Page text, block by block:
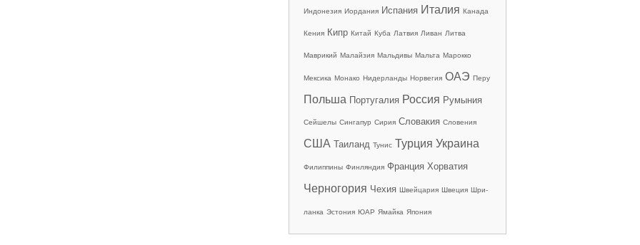
Индонезия Иордания Испания Италия Канада
Кения Кипр Китай Куба Латвия Ливан Литва
Маврикий Малайзия Мальдивы Мальта Марокко
Мексика Монако Нидерланды Норвегия ОАЭ Перу
Польша Португалия Россия Румыния
Сейшелы Сингапур Сирия Словакия Словения
США Таиланд Тунис Турция Украина
Филиппины Финляндия Франция Хорватия
Черногория Чехия Швейцария Швеция Шри-
ланка Эстония ЮАР Ямайка Япония